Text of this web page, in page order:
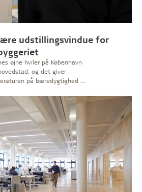
udstillingsvindue for
øjne hviler på København
og det giver
på bæredygtighed i